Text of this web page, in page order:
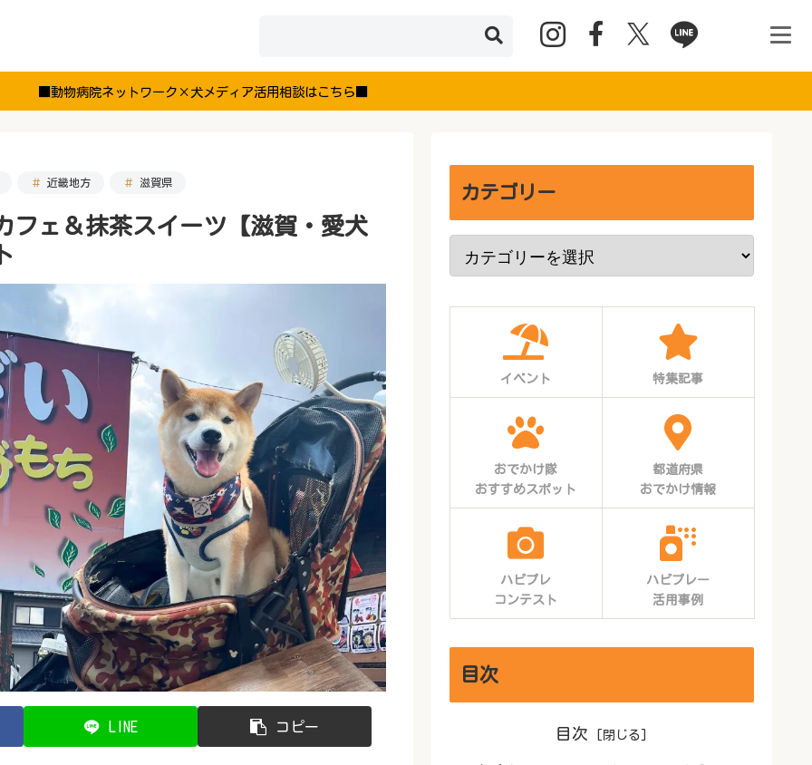
■動物病院ネットワーク×犬メディア活用相談はこちら■
近畿地方 滋賀県
フェ＆抹茶スイーツ【滋賀・愛犬
LINE コピー
カテゴリー
イベント 特集記事
おでかけ隊
おすすめスポット
都道府県
おでかけ情報
ハピプレ
コンテスト
ハピプレー
活用事例
目次
目次